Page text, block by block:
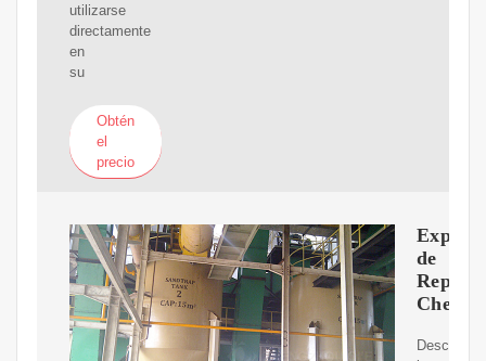
utilizarse
directamente
en
su
Obtén
el
precio
de
Checa
Descubre